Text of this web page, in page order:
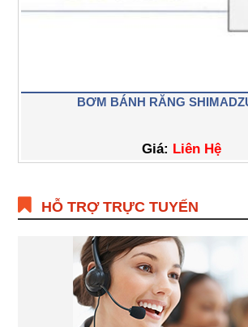
BƠM BÁNH RĂNG
Giá: Liên Hệ
HỖ TRỢ TRỰC TUYẾN